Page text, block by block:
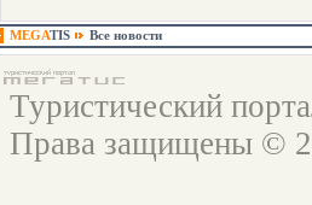
MEGATIS Все новости
Туристический
Права защищены ©